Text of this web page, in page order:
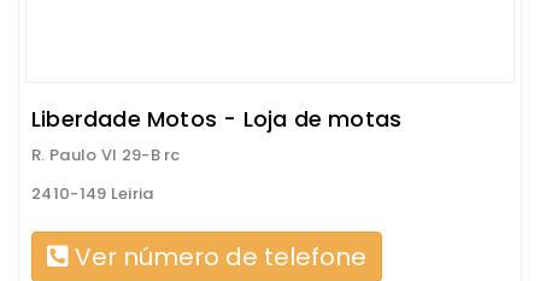
Liberdade Motos - Loja de motas
R. Paulo VI 29-B rc
2410-149 Leiria
Ver número de telefone